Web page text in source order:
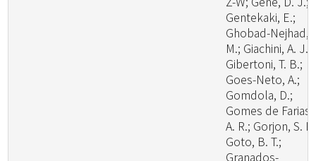
Gentekaki, E.;
Ghobad-Nejhad,
M.; Giachini, A. J.;
Gibertoni, T. B.;
Goes-Neto, A.;
Gomdola, D.;
Gomes de Farias,
A. R.; Gorjon, S.
Goto, B. T.;
Granados-